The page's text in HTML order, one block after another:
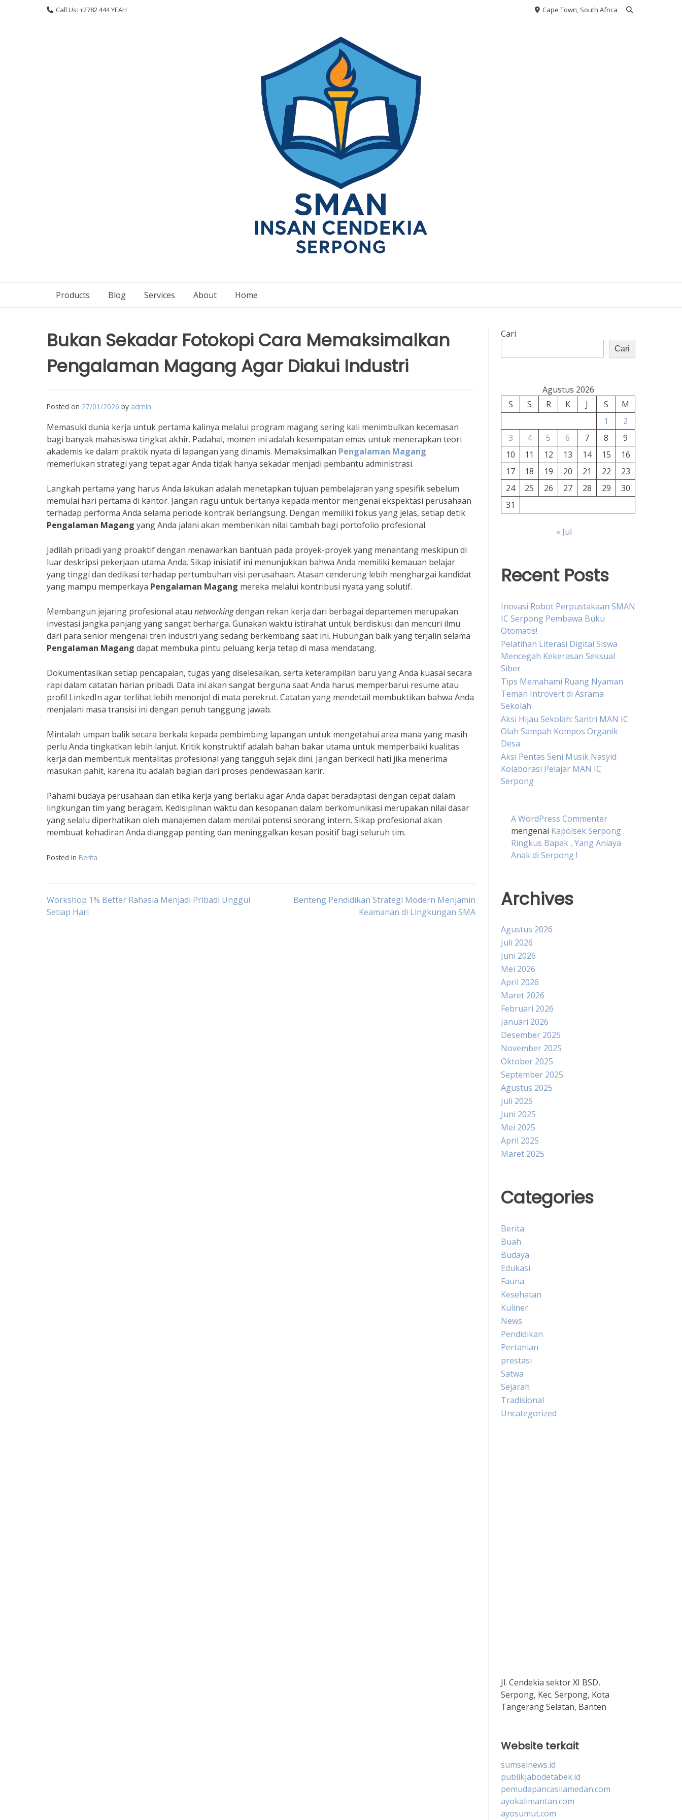
Call Us: +2782 444 YEAH Cape Town, South Africa
Products Blog Services About Home
Bukan Sekadar Fotokopi Cara Memaksimalkan
Pengalaman Magang Agar Diakui Industri
Posted on 27/01/2026 by admin
Memasuki dunia kerja untuk pertama kalinya melalui program magang sering kali menimbulkan kecemasan
bagi banyak mahasiswa tingkat akhir. Padahal, momen ini adalah kesempatan emas untuk menerapkan teori
akademis ke dalam praktik nyata di lapangan yang dinamis. Memaksimalkan Pengalaman Magang
memerlukan strategi yang tepat agar Anda tidak hanya sekadar menjadi pembantu administrasi.
Langkah pertama yang harus Anda lakukan adalah menetapkan tujuan pembelajaran yang spesifik sebelum
memulai hari pertama di kantor. Jangan ragu untuk bertanya kepada mentor mengenai ekspektasi perusahaan
terhadap performa Anda selama periode kontrak berlangsung. Dengan memiliki fokus yang jelas, setiap detik
Pengalaman Magang yang Anda jalani akan memberikan nilai tambah bagi portofolio profesional.
Jadilah pribadi yang proaktif dengan menawarkan bantuan pada proyek-proyek yang menantang meskipun di
luar deskripsi pekerjaan utama Anda. Sikap inisiatif ini menunjukkan bahwa Anda memiliki kemauan belajar
yang tinggi dan dedikasi terhadap pertumbuhan visi perusahaan. Atasan cenderung lebih menghargai kandidat
yang mampu memperkaya Pengalaman Magang mereka melalui kontribusi nyata yang solutif.
Membangun jejaring profesional atau networkingdengan rekan kerja dari berbagai departemen merupakan
investasi jangka panjang yang sangat berharga. Gunakan waktu istirahat untuk berdiskusi dan mencuri ilmu
dari para senior mengenai tren industri yang sedang berkembang saat ini. Hubungan baik yang terjalin selama
Pengalaman Magang dapat membuka pintu peluang kerja tetap di masa mendatang.
Dokumentasikan setiap pencapaian, tugas yang diselesaikan, serta keterampilan baru yang Anda kuasai secara
rapi dalam catatan harian pribadi. Data ini akan sangat berguna saat Anda harus memperbarui resume atau
profil LinkedIn agar terlihat lebih menonjol di mata perekrut. Catatan yang mendetail membuktikan bahwa Anda
menjalani masa transisi ini dengan penuh tanggung jawab.
Mintalah umpan balik secara berkala kepada pembimbing lapangan untuk mengetahui area mana yang masih
perlu Anda tingkatkan lebih lanjut. Kritik konstruktif adalah bahan bakar utama untuk memperbaiki kualitas
kerja dan membentuk mentalitas profesional yang tangguh sejak dini. Jangan berkecil hati jika menerima
masukan pahit, karena itu adalah bagian dari proses pendewasaan karir.
Pahami budaya perusahaan dan etika kerja yang berlaku agar Anda dapat beradaptasi dengan cepat dalam
lingkungan tim yang beragam. Kedisiplinan waktu dan kesopanan dalam berkomunikasi merupakan nilai dasar
yang selalu diperhatikan oleh manajemen dalam menilai potensi seorang intern. Sikap profesional akan
membuat kehadiran Anda dianggap penting dan meninggalkan kesan positif bagi seluruh tim.
Posted in Berita
Navigasi
Workshop 1% Better Rahasia Menjadi Pribadi Unggul
Setiap Hari
Benteng Pendidikan Strategi Modern Menjamin
Keamanan di Lingkungan SMA
Cari
Cari
Agustus 2026
S
S R K J S
M
1
2
3
4 5 6 7 8
9
10
11 12 13 14 15
16
17
18 19 20 21 22
23
24
25 26 27 28 29
30
31
« Jul
Recent Posts
Inovasi Robot Perpustakaan SMAN
IC Serpong Pembawa Buku
Otomatis!
Pelatihan Literasi Digital Siswa
Mencegah Kekerasan Seksual
Siber
Tips Memahami Ruang Nyaman
Teman Introvert di Asrama
Sekolah
Aksi Hijau Sekolah: Santri MAN IC
Olah Sampah Kompos Organik
Desa
Aksi Pentas Seni Musik Nasyid
Kolaborasi Pelajar MAN IC
Serpong
A WordPress Commenter
mengenai Kapolsek Serpong
Ringkus Bapak , Yang Aniaya
Anak di Serpong !
Archives
Agustus 2026
Juli 2026
Juni 2026
Mei 2026
April 2026
Maret 2026
Februari 2026
Januari 2026
Desember 2025
November 2025
Oktober 2025
September 2025
Agustus 2025
Juli 2025
Juni 2025
Mei 2025
April 2025
Maret 2025
Categories
Berita
Buah
Budaya
Edukasi
Fauna
Kesehatan
Kuliner
News
Pendidikan
Pertanian
prestasi
Satwa
Sejarah
Tradisional
Uncategorized
Jl. Cendekia sektor XI BSD,
Serpong, Kec. Serpong, Kota
Tangerang Selatan, Banten
Website terkait
sumselnews.id
publikjabodetabek.id
pemudapancasilamedan.com
ayokalimantan.com
ayosumut.com